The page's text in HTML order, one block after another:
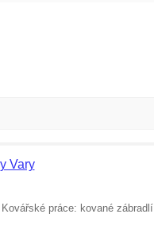
Vary
práce: kované zábradlí,